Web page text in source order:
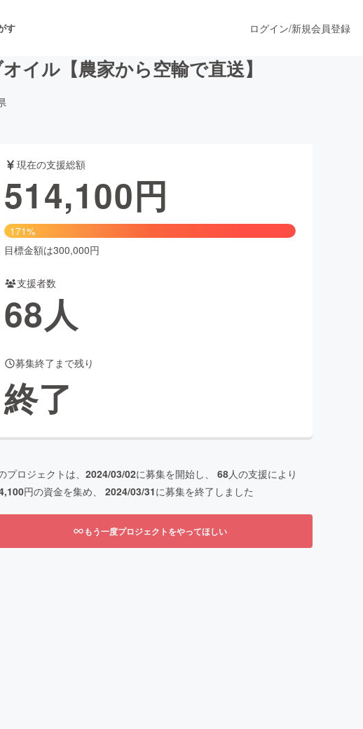
す
マンス
ファッション
ヘルスケア
ログイン/新規会員登録
イル【農家から空輸で直送】
現在の支援総額
514,100円
171%
目標金額は300,000円
支援者数
68人
募集終了まで残り
終了
プロジェクトは、 2024/03/02に募集を開始し、 68人の支援により
円の資金を集め、 2024/03/31に募集を終了しました
もう一度プロジェクトをやってほしい